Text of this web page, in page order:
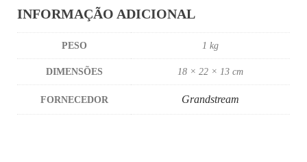
INFORMAÇÃO ADICIONAL
PESO 1 kg
DIMENSÕES 18 × 22 × 13 cm
FORNECEDOR Grandstream